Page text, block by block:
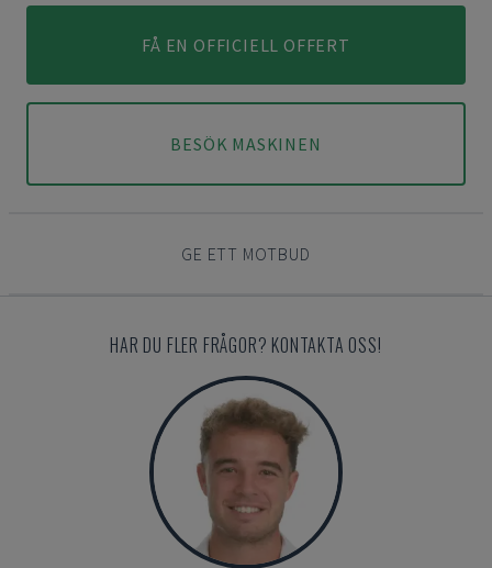
FÅ EN OFFICIELL OFFERT
BESÖK MASKINEN
GE ETT MOTBUD
HAR DU FLER FRÅGOR? KONTAKTA OSS!